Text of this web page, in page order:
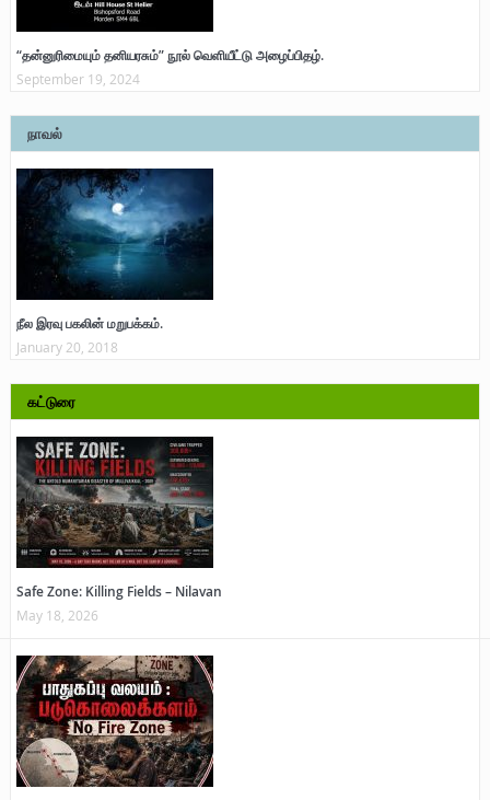
“தன்னுரிமையும் தனியரசும்” நூல் வெளியீட்டு அழைப்பிதழ்.
September 19, 2024
நாவல்
நீல இரவு பகலின் மறுபக்கம்.
January 20, 2018
கட்டுரை
Safe Zone: Killing Fields – Nilavan
May 18, 2026